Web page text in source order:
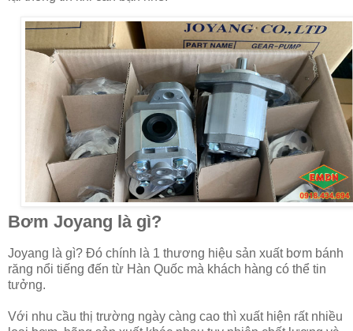
Bơm Joyang là gì?
Joyang là gì? Đó chính là 1 thương hiệu sản xuất bơm bánh
răng nổi tiếng đến từ Hàn Quốc mà khách hàng có thể tin
tưởng.
Với nhu cầu thị trường ngày càng cao thì xuất hiện rất nhiều